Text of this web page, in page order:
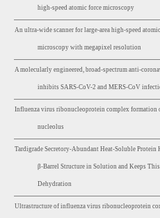
high-speed atomic force microscopy
An ultra-wide scanner for large-area high-speed
microscopy with megapixel resolution
A molecularly engineered, broad-spectrum anti-
inhibits SARS-CoV-2 and MERS-CoV
Influenza virus ribonucleoprotein complex formation
nucleolus
Tardigrade Secretory-Abundant Heat-Soluble Protein
β-Barrel Structure in Solution and Keeps
Dehydration
Ultrastructure of influenza virus ribonucleoprotein